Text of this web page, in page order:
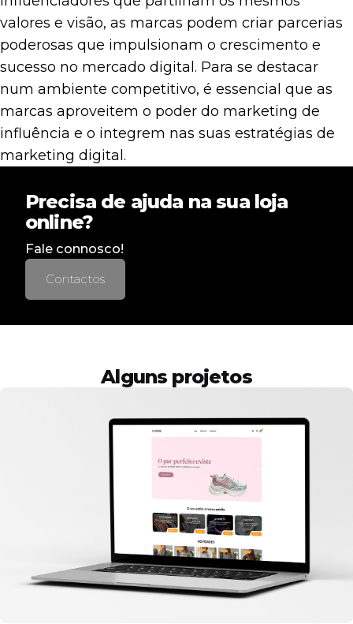
valores e visão, as marcas podem criar parcerias
poderosas que impulsionam o crescimento e
sucesso no mercado digital. Para se destacar
num ambiente competitivo, é essencial que as
marcas aproveitem o poder do marketing de
influência e o integrem nas suas estratégias de
marketing digital.
Precisa de ajuda na sua loja
online?
Fale connosco!
Contactos
Alguns projetos